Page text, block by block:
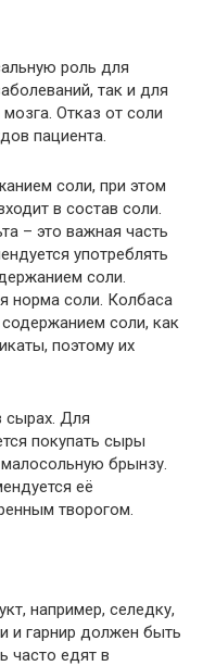
роль для
так и для
Отказ от соли
пациента.
соли, при этом
в состав соли.
– это важная часть
употреблять
соли.
норма соли. Колбаса
соли, как
поэтому их
сырах. Для
покупать сыры
брынзу.
её
творогом.
например, селедку,
и гарнир должен быть
часто едят в